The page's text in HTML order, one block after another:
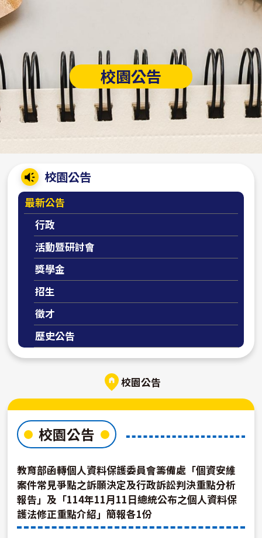
校園公告
校園公告
最新公告
行政
活動暨研討會
獎學金
招生
徵才
歷史公告
校園公告
校園公告
教育部函轉個人資料保護委員會籌備處「個資安維
案件常見爭點之訴願決定及行政訴訟判決重點分析
報告」及「114年11月11日總統公布之個人資料保
護法修正重點介紹」簡報各1份